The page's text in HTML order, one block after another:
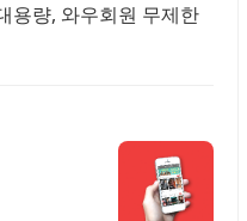
용량, 와우회원 무제한